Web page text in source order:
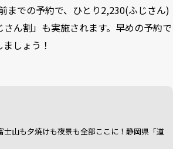
までの予約で、ひとり2,230(ふじさん)
ん割」も実施されます。早めの予約で
しょう！
士山も夕焼けも夜景も全部ここに！静岡県「道